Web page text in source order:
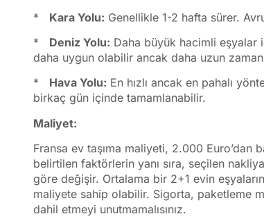
* Kara Yolu: Genellikle 1-2 hafta sürer.
* Deniz Yolu: Daha büyük hacimli eşyalar
daha uygun olabilir ancak daha uzun zaman
* Hava Yolu: En hızlı ancak en pahalı
birkaç gün içinde tamamlanabilir.
Maliyet:
Fransa ev taşıma maliyeti, 2.000 Euro’dan
belirtilen faktörlerin yanı sıra, seçilen
göre değişir. Ortalama bir 2+1 evin
maliyete sahip olabilir. Sigorta, paketleme
dahil etmeyi unutmamalısınız.